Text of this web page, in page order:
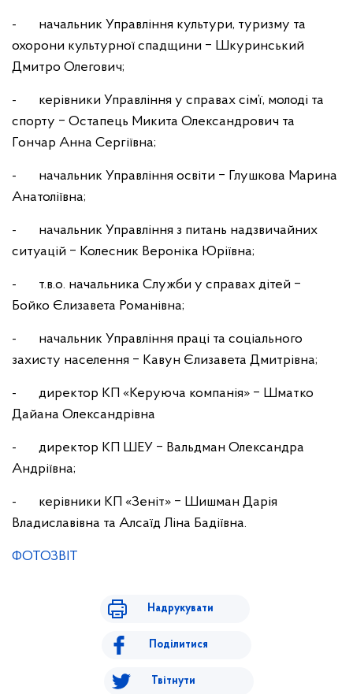
- начальник Управління культури, туризму та
охорони культурної спадщини ‒ Шкуринський
Дмитро Олегович;
- керівники Управління у справах сім’ї, молоді та
спорту ‒ Остапець Микита Олександрович та
Гончар Анна Сергіївна;
- начальник Управління освіти ‒ Глушкова Марина
Анатоліївна;
- начальник Управління з питань надзвичайних
ситуацій ‒ Колесник Вероніка Юріївна;
- т.в.о. начальника Служби у справах дітей ‒
Бойко Єлизавета Романівна;
- начальник Управління праці та соціального
захисту населення ‒ Кавун Єлизавета Дмитрівна;
- директор КП «Керуюча компанія» ‒ Шматко
Дайана Олександрівна
- директор КП ШЕУ ‒ Вальдман Олександра
Андріївна;
- керівники КП «Зеніт» ‒ Шишман Дарія
Владиславівна та Алсаїд Ліна Бадіївна.
ФОТОЗВІТ
Надрукувати
Поділитися
Твітнути